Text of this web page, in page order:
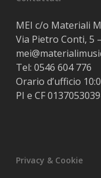
MEI c/o Materiali
Via Pietro Conti, 5
Tel: 0546 604 776
Orario d’ufficio
PI e CF
Privacy & Cookie